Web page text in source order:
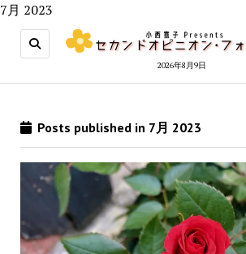
7月 2023
2026年8月9日
Posts published in 7月 2023